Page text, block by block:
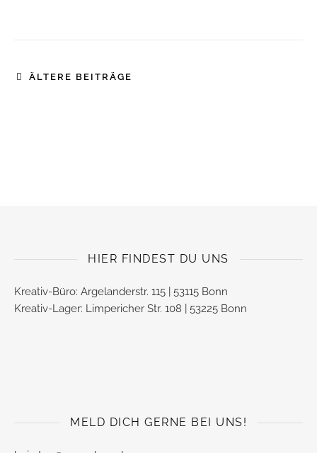
ÄLTERE BEITRÄGE
HIER FINDEST DU UNS
Kreativ-Büro: Argelanderstr. 115 | 53115 Bonn
Kreativ-Lager: Limpericher Str. 108 | 53225 Bonn
MELD DICH GERNE BEI UNS!